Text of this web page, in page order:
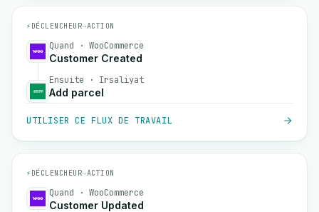
⚡ DÉCLENCHEUR→ACTION
Quand · WooCommerce
Customer Created
Ensuite · Irsaliyat
Add parcel
UTILISER CE FLUX DE TRAVAIL
⚡ DÉCLENCHEUR→ACTION
Quand · WooCommerce
Customer Updated